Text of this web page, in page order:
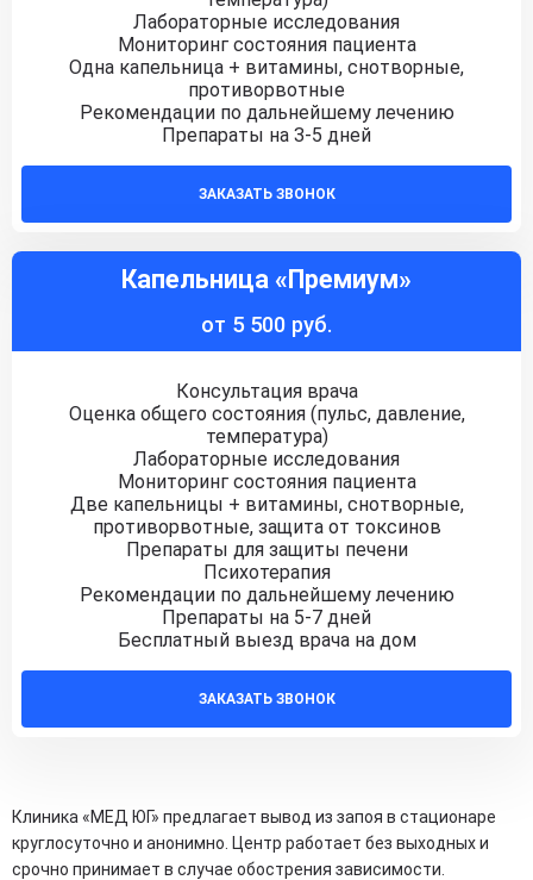
Лабораторные исследования
Мониторинг состояния пациента
Одна капельница + витамины, снотворные,
противорвотные
Рекомендации по дальнейшему лечению
Препараты на 3-5 дней
ЗАКАЗАТЬ ЗВОНОК
Капельница «Премиум»
от 5 500 руб.
Консультация врача
Оценка общего состояния (пульс, давление,
температура)
Лабораторные исследования
Мониторинг состояния пациента
Две капельницы + витамины, снотворные,
противорвотные, защита от токсинов
Препараты для защиты печени
Психотерапия
Рекомендации по дальнейшему лечению
Препараты на 5-7 дней
Бесплатный выезд врача на дом
ЗАКАЗАТЬ ЗВОНОК
Клиника «МЕД ЮГ» предлагает вывод из запоя в стационаре
круглосуточно и анонимно. Центр работает без выходных и
срочно принимает в случае обострения зависимости.